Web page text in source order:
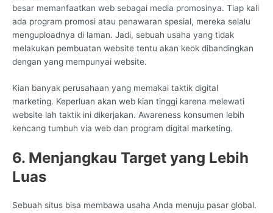
besar memanfaatkan web sebagai media promosinya. Tiap kali
ada program promosi atau penawaran spesial, mereka selalu
menguploadnya di laman. Jadi, sebuah usaha yang tidak
melakukan pembuatan website tentu akan keok dibandingkan
dengan yang mempunyai website.
Kian banyak perusahaan yang memakai taktik digital
marketing. Keperluan akan web kian tinggi karena melewati
website lah taktik ini dikerjakan. Awareness konsumen lebih
kencang tumbuh via web dan program digital marketing.
6. Menjangkau Target yang Lebih
Luas
Sebuah situs bisa membawa usaha Anda menuju pasar global.